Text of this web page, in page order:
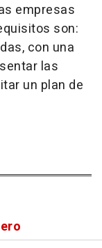
empresas
son:
con una
las
un plan de